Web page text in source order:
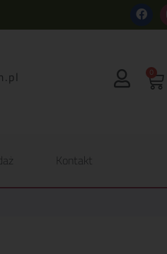
0
Kontakt